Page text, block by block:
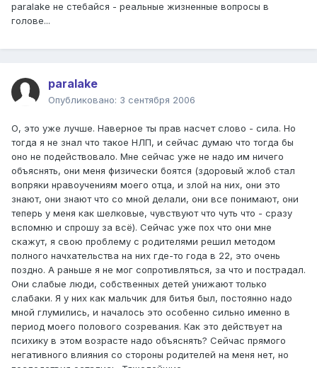
paralake не стебайся - реальные жизненные вопросы в
голове...
paralake
Опубликовано: 3 сентября 2006
О, это уже лучше. Наверное ты прав насчет слово - сила. Но
тогда я не знал что такое НЛП, и сейчас думаю что тогда бы
оно не подействовало. Мне сейчас уже не надо им ничего
объяснять, они меня физически боятся (здоровый жлоб стал
вопряки нравоучениям моего отца, и злой на них, они это
знают, они знают что со мной делали, они все понимают, они
теперь у меня как шелковые, чувствуют что чуть что - сразу
вспомню и спрошу за всё). Сейчас уже пох что они мне
скажут, я свою проблему с родителями решил методом
полного начхательства на них где-то года в 22, это очень
поздно. А раньше я не мог сопротивляться, за что и пострадал.
Они слабые люди, собственных детей унижают только
слабаки. Я у них как мальчик для битья был, постоянно надо
мной глумились, и началось это особенно сильно именно в
период моего полового созревания. Как это действует на
психику в этом возрасте надо объяснять? Сейчас прямого
негативного влияния со стороны родителей на меня нет, но